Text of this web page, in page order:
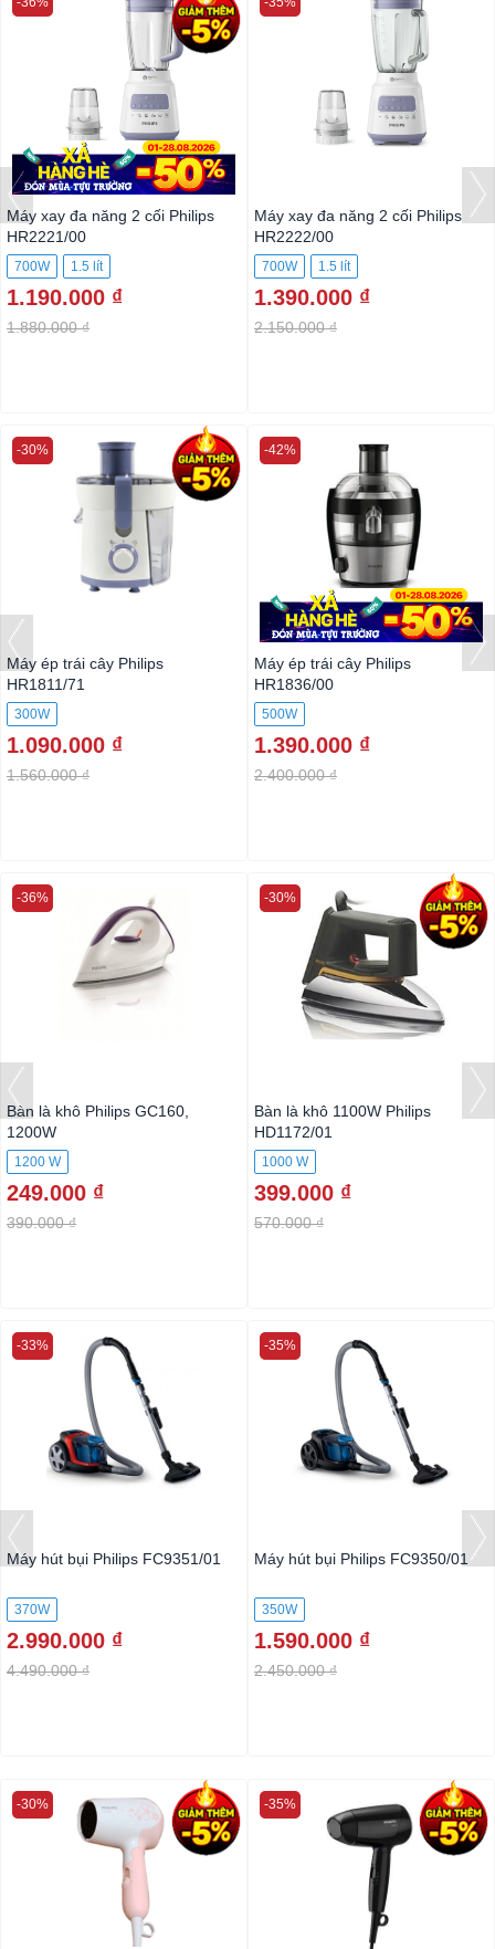
Máy xay đa năng 2 cối Philips
HR2221/00
700W 1.5 lít
1.190.000 ₫
1.880.000 ₫
Máy xay đa năng 2 cối Philips
HR2222/00
700W 1.5 lít
1.390.000 ₫
2.150.000 ₫
Máy ép trái cây Philips
HR1811/71
300W
1.090.000 ₫
1.560.000 ₫
-30%
Máy ép trái cây Philips
HR1836/00
500W
1.390.000 ₫
2.400.000 ₫
-42%
Bàn là khô Philips GC160,
1200W
1200 W
249.000 ₫
390.000 ₫
-36%
Bàn là khô 1100W Philips
HD1172/01
1000 W
399.000 ₫
570.000 ₫
-30%
Máy hút bụi Philips FC9351/01
370W
2.990.000 ₫
4.490.000 ₫
-33%
Máy hút bụi Philips FC9350/01
350W
1.590.000 ₫
2.450.000 ₫
-35%
-30% -35%